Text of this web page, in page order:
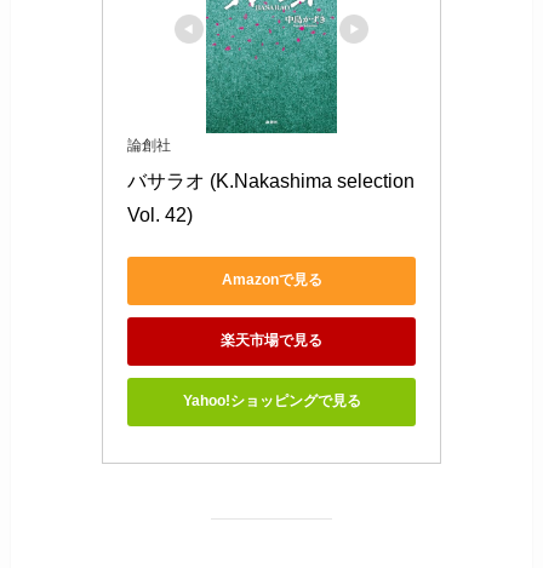
論創社
バサラオ (K.Nakashima selection
Vol. 42)
Amazonで見る
楽天市場で見る
Yahoo!ショッピングで見る